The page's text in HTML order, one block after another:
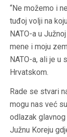
“Ne možemo i
tuđoj volji na
NATO-a u
mene i moju
NATO-a, ali je u
Hrvatskom.
Rade se stvari
mogu nas već
odlazak
Južnu Koreju